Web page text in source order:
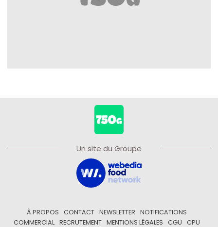
Un site du Groupe
À PROPOS CONTACT NEWSLETTER
NOTIFICATIONS
COMMERCIAL
RECRUTEMENT MENTIONS LÉGALES CGU CPU